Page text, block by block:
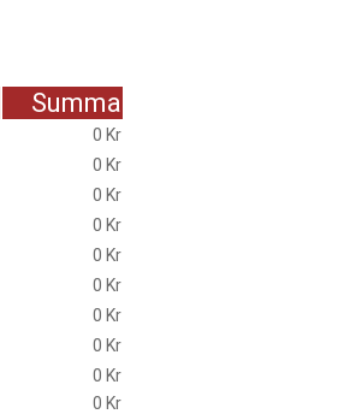
Summa
0 Kr
0 Kr
0 Kr
0 Kr
0 Kr
0 Kr
0 Kr
0 Kr
0 Kr
0 Kr